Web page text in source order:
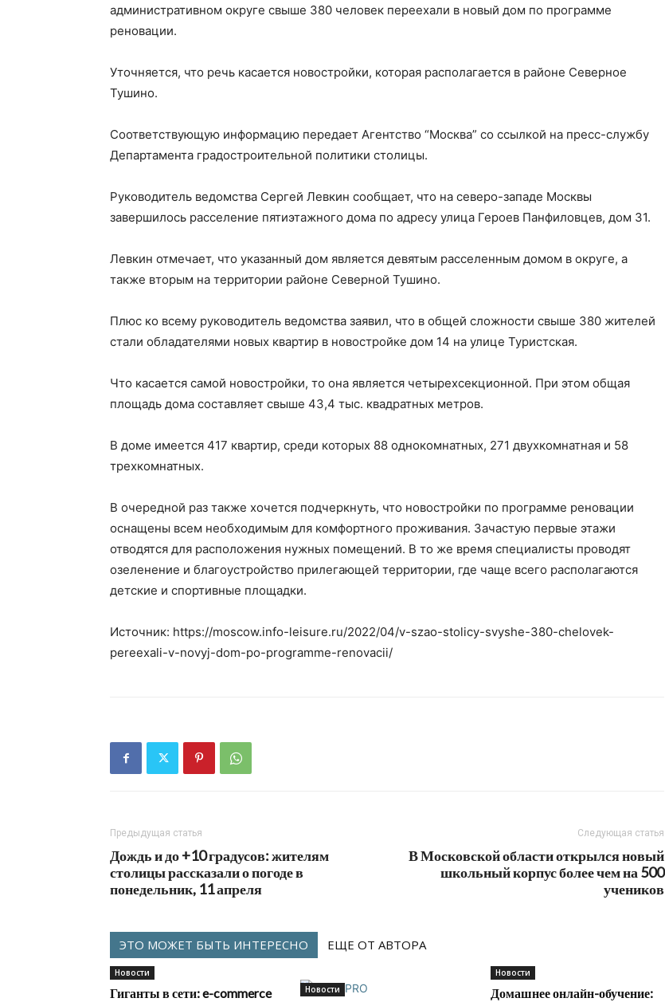
административном округе свыше 380 человек переехали в новый дом по программе
реновации.
Уточняется, что речь касается новостройки, которая располагается в районе Северное
Тушино.
Соответствующую информацию передает Агентство “Москва” со ссылкой на пресс-службу
Департамента градостроительной политики столицы.
Руководитель ведомства Сергей Левкин сообщает, что на северо-западе Москвы
завершилось расселение пятиэтажного дома по адресу улица Героев Панфиловцев, дом 31.
Левкин отмечает, что указанный дом является девятым расселенным домом в округе, а
также вторым на территории районе Северной Тушино.
Плюс ко всему руководитель ведомства заявил, что в общей сложности свыше 380 жителей
стали обладателями новых квартир в новостройке дом 14 на улице Туристская.
Что касается самой новостройки, то она является четырехсекционной. При этом общая
площадь дома составляет свыше 43,4 тыс. квадратных метров.
В доме имеется 417 квартир, среди которых 88 однокомнатных, 271 двухкомнатная и 58
трехкомнатных.
В очередной раз также хочется подчеркнуть, что новостройки по программе реновации
оснащены всем необходимым для комфортного проживания. Зачастую первые этажи
отводятся для расположения нужных помещений. В то же время специалисты проводят
озеленение и благоустройство прилегающей территории, где чаще всего располагаются
детские и спортивные площадки.
Источник: https://moscow.info-leisure.ru/2022/04/v-szao-stolicy-svyshe-380-chelovek-
pereexali-v-novyj-dom-po-programme-renovacii/
Предыдущая статья
Дождь и до +10 градусов: жителям
столицы рассказали о погоде в
понедельник, 11 апреля
Следующая статья
В Московской области открылся новый
школьный корпус более чем на 500
учеников
ЭТО МОЖЕТ БЫТЬ ИНТЕРЕСНО ЕЩЕ ОТ АВТОРА
Новости
Гиганты в сети: e-commerce Новости
Новости
Домашнее онлайн-обучение: